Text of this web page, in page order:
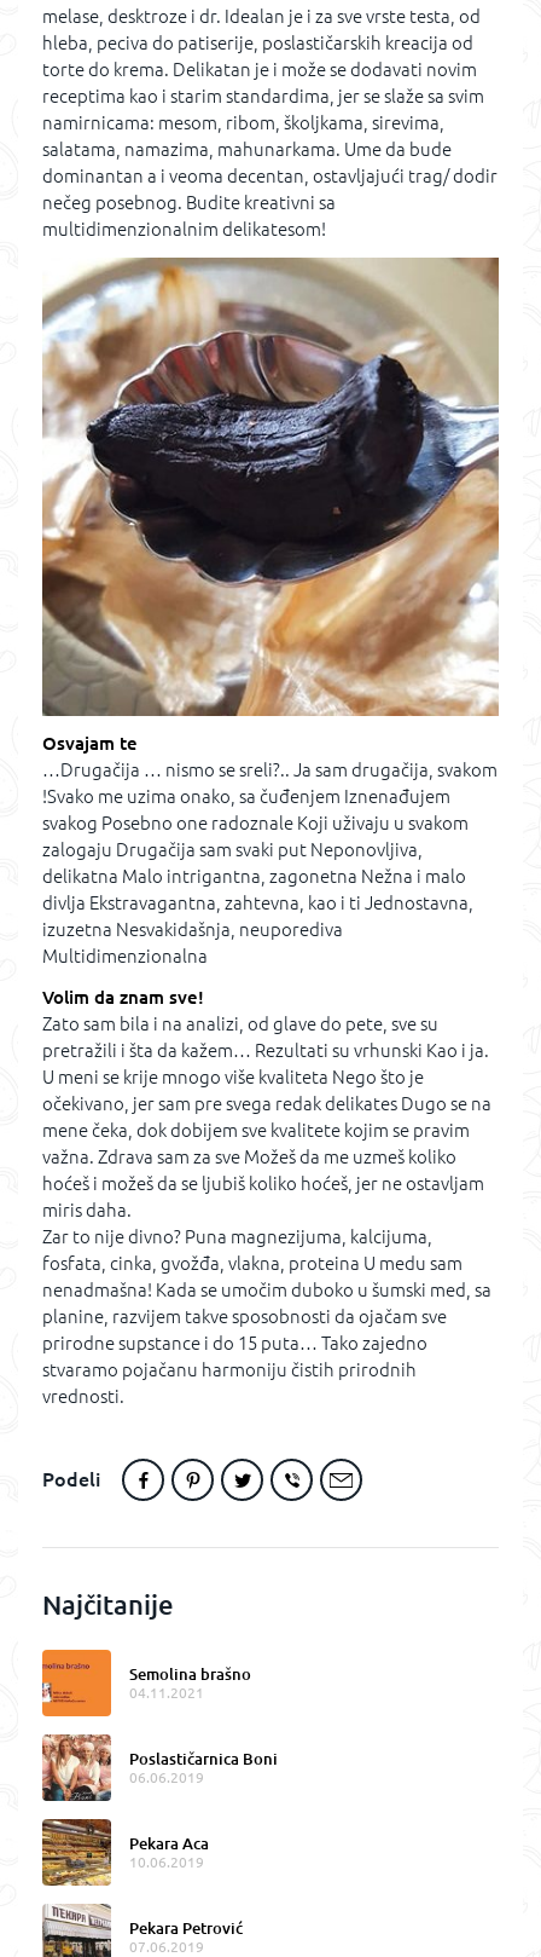
melase, desktroze i dr. Idealan je i za sve vrste testa, od
hleba, peciva do patiserije, poslastičarskih kreacija od
torte do krema. Delikatan je i može se dodavati novim
receptima kao i starim standardima, jer se slaže sa svim
namirnicama: mesom, ribom, školjkama, sirevima,
salatama, namazima, mahunarkama. Ume da bude
dominantan a i veoma decentan, ostavljajući trag/ dodir
nečeg posebnog. Budite kreativni sa
multidimenzionalnim delikatesom!
Osvajam te
…Drugačija … nismo se sreli?.. Ja sam drugačija, svakom
!Svako me uzima onako, sa čuđenjem Iznenađujem
svakog Posebno one radoznale Koji uživaju u svakom
zalogaju Drugačija sam svaki put Neponovljiva,
delikatna Malo intrigantna, zagonetna Nežna i malo
divlja Ekstravagantna, zahtevna, kao i ti Jednostavna,
izuzetna Nesvakidašnja, neuporediva
Multidimenzionalna
Volim da znam sve!
Zato sam bila i na analizi, od glave do pete, sve su
pretražili i šta da kažem… Rezultati su vrhunski Kao i ja.
U meni se krije mnogo više kvaliteta Nego što je
očekivano, jer sam pre svega redak delikates Dugo se na
mene čeka, dok dobijem sve kvalitete kojim se pravim
važna. Zdrava sam za sve Možeš da me uzmeš koliko
hoćeš i možeš da se ljubiš koliko hoćeš, jer ne ostavljam
miris daha.
Zar to nije divno? Puna magnezijuma, kalcijuma,
fosfata, cinka, gvožđa, vlakna, proteina U medu sam
nenadmašna! Kada se umočim duboko u šumski med, sa
planine, razvijem takve sposobnosti da ojačam sve
prirodne supstance i do 15 puta… Tako zajedno
stvaramo pojačanu harmoniju čistih prirodnih
vrednosti.
Podeli
Najčitanije
Semolina brašno
04.11.2021
Poslastičarnica Boni
06.06.2019
Pekara Aca
10.06.2019
Pekara Petrović
07.06.2019